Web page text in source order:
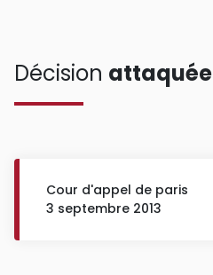
Décision attaquée
Cour d'appel de paris
3 septembre 2013